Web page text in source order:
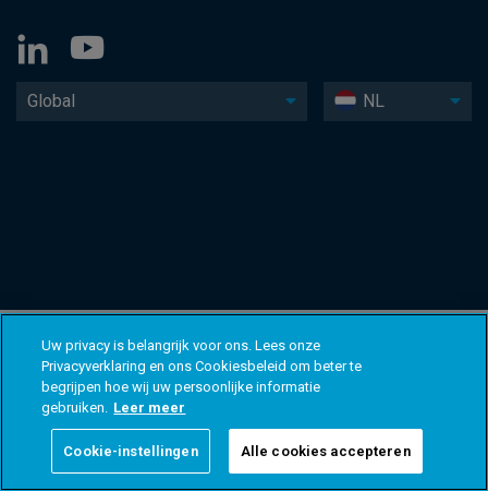
Global NL
Uw privacy is belangrijk voor ons. Lees onze
Privacyverklaring en ons Cookiesbeleid om beter te
begrijpen hoe wij uw persoonlijke informatie
gebruiken. Leer meer
Cookie-instellingen Alle cookies accepteren